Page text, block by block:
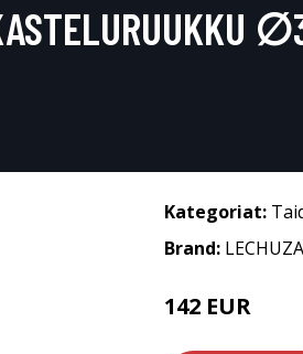
Kategoriat:
Brand: LECHUZA
142 EUR